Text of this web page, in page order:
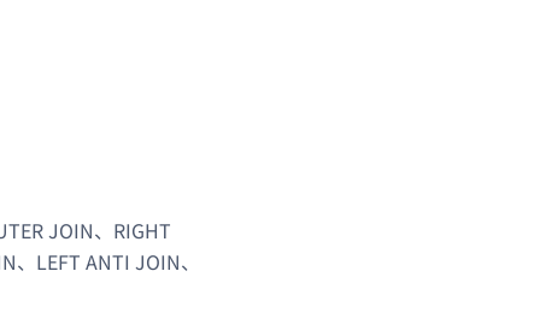
JOIN、RIGHT
LEFT ANTI JOIN、